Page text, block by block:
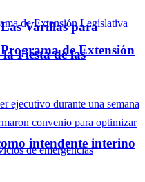
Varillas para
Fiesta de lasde Extensión
intendente interino